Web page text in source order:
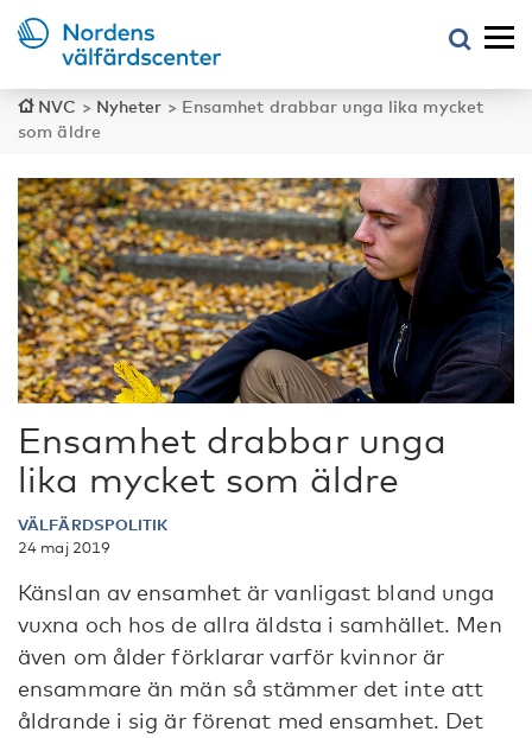
NVC > Nyheter > Ensamhet drabbar unga lika mycket
som äldre
Ensamhet drabbar unga
lika mycket som äldre
VÄLFÄRDSPOLITIK
24 maj 2019
Känslan av ensamhet är vanligast bland unga
vuxna och hos de allra äldsta i samhället. Men
även om ålder förklarar varför kvinnor är
ensammare än män så stämmer det inte att
åldrande i sig är förenat med ensamhet. Det